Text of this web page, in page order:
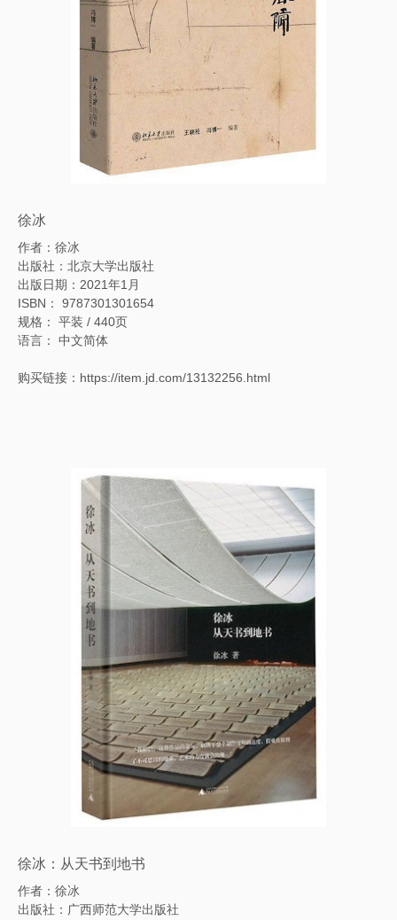
徐冰
作者：徐冰
出版社：北京大学出版社
出版日期：2021年1月
ISBN： 9787301301654
规格： 平装 / 440页
语言： 中文简体
购买链接：https://item.jd.com/13132256.html
徐冰：从天书到地书
作者：徐冰
出版社：广西师范大学出版社